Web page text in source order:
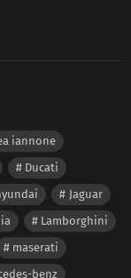
iannone
Ducati
Jaguar
Lamborghini
maserati
benz